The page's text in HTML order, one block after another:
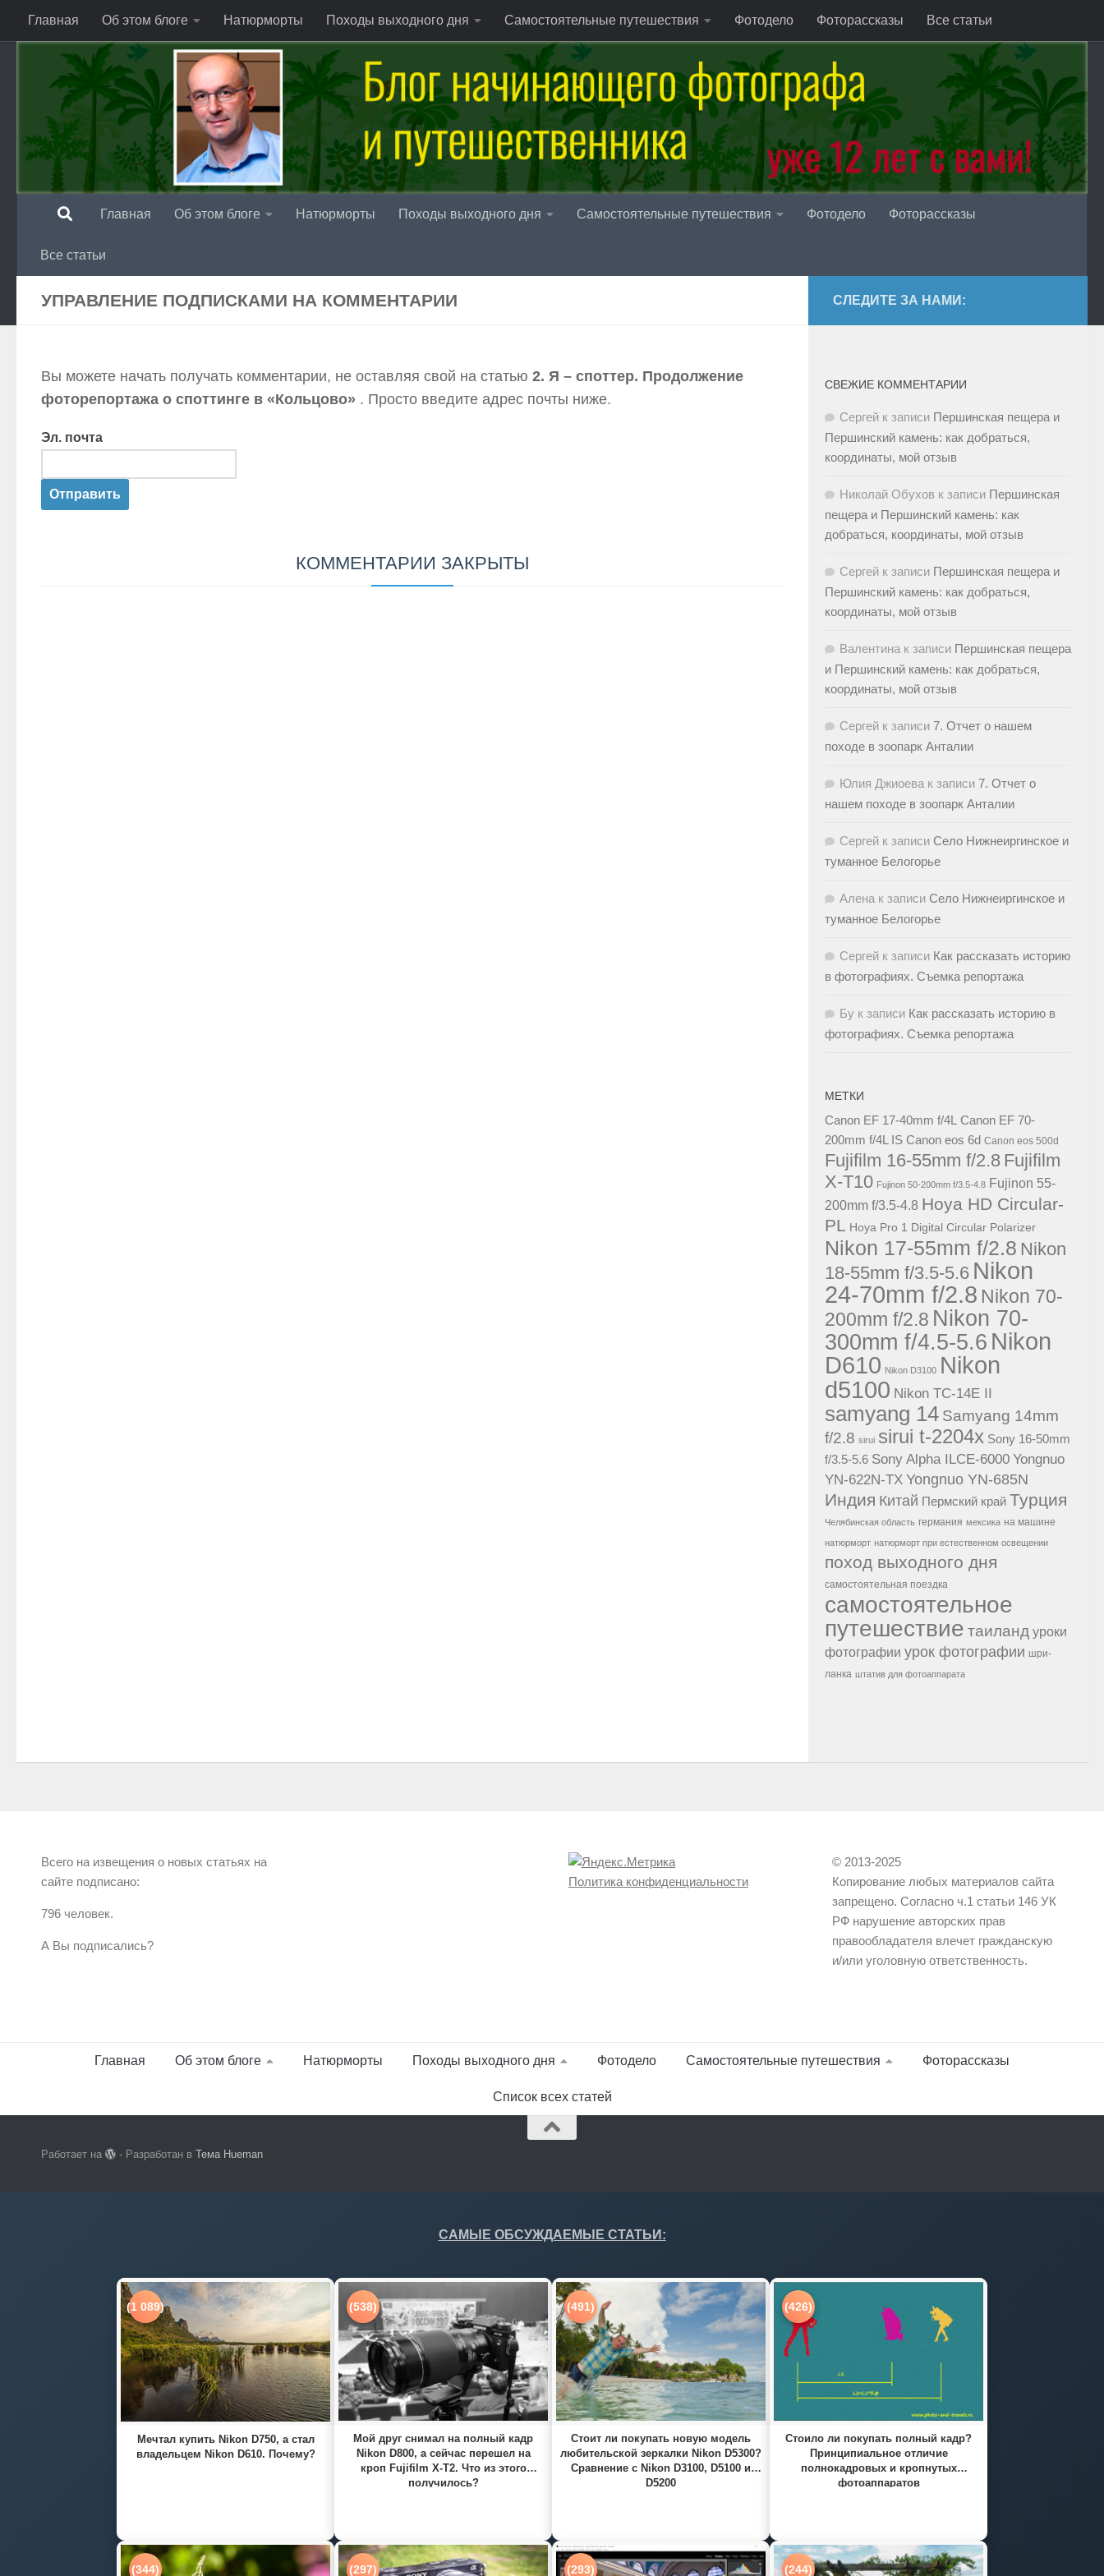
Перейти к содержимому
Главная Об этом блоге Натюрморты Походы выходного дня Самостоятельные путешествия Фотодело Фоторассказы Все статьи
Главная Об этом блоге Натюрморты Походы выходного дня Самостоятельные путешествия Фотодело Фоторассказы
Все статьи
УПРАВЛЕНИЕ ПОДПИСКАМИ НА КОММЕНТАРИИ
Вы можете начать получать комментарии, не оставляя свой на статью 2. Я – споттер. Продолжение
фоторепортажа о споттинге в «Кольцово» . Просто введите адрес почты ниже.
Эл. почта
КОММЕНТАРИИ ЗАКРЫТЫ
СЛЕДИТЕ ЗА НАМИ:
СВЕЖИЕ КОММЕНТАРИИ
Сергей к записи Першинская пещера и
Першинский камень: как добраться,
координаты, мой отзыв
Николай Обухов к записи Першинская
пещера и Першинский камень: как
добраться, координаты, мой отзыв
Сергей к записи Першинская пещера и
Першинский камень: как добраться,
координаты, мой отзыв
Валентина к записи Першинская пещера
и Першинский камень: как добраться,
координаты, мой отзыв
Сергей к записи 7. Отчет о нашем
походе в зоопарк Анталии
Юлия Джиоева к записи 7. Отчет о
нашем походе в зоопарк Анталии
Сергей к записи Село Нижнеиргинское и
туманное Белогорье
Алена к записи Село Нижнеиргинское и
туманное Белогорье
Сергей к записи Как рассказать историю
в фотографиях. Съемка репортажа
Бу к записи Как рассказать историю в
фотографиях. Съемка репортажа
МЕТКИ
Canon EF 17-40mm f/4L Canon EF 70-
200mm f/4L IS Canon eos 6d Canon eos 500d
Fujifilm 16-55mm f/2.8 Fujifilm
X-T10 Fujinon 50-200mm f/3.5-4.8 Fujinon 55-
200mm f/3.5-4.8 Hoya HD Circular-
PL Hoya Pro 1 Digital Circular Polarizer
Nikon 17-55mm f/2.8 Nikon
18-55mm f/3.5-5.6 Nikon
24-70mm f/2.8 Nikon 70-
200mm f/2.8 Nikon 70-
300mm f/4.5-5.6 Nikon
D610 Nikon D3100 Nikon
d5100 Nikon TC-14E II
samyang 14 Samyang 14mm
f/2.8 sirui sirui t-2204x Sony 16-50mm
f/3.5-5.6 Sony Alpha ILCE-6000 Yongnuo
YN-622N-TX Yongnuo YN-685N
Индия Китай Пермский край Турция
Челябинская область германия мексика на машине
натюрморт натюрморт при естественном освещении
поход выходного дня
самостоятельная поездка
самостоятельное
путешествие таиланд уроки
фотографии урок фотографии шри-
ланка штатив для фотоаппарата
Всего на извещения о новых статьях на
сайте подписано:
796 человек.
А Вы подписались?
Политика конфиденциальности
© 2013-2025
Копирование любых материалов сайта
запрещено. Согласно ч.1 статьи 146 УК
РФ нарушение авторских прав
правообладателя влечет гражданскую
и/или уголовную ответственность.
Главная Об этом блоге Натюрморты Походы выходного дня Фотодело Самостоятельные путешествия Фоторассказы
Список всех статей
Работает на - Разработан вТема Hueman
САМЫЕ ОБСУЖДАЕМЫЕ СТАТЬИ:
(1 089)
Мечтал купить Nikon D750, а стал
владельцем Nikon D610. Почему?
(538)
Мой друг снимал на полный кадр
Nikon D800, а сейчас перешел на
кроп Fujifilm X-T2. Что из этого
получилось?
(491)
Стоит ли покупать новую модель
любительской зеркалки Nikon D5300?
Сравнение с Nikon D3100, D5100 и
D5200
(426)
Стоило ли покупать полный кадр?
Принципиальное отличие
полнокадровых и кропнутых
фотоаппаратов
(344) (297) (293) (244)